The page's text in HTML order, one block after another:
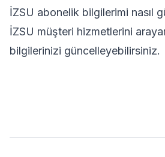
İZSU abonelik bilgilerimi nasıl
İZSU müşteri hizmetlerini
bilgilerinizi güncelleyebilirsiniz.